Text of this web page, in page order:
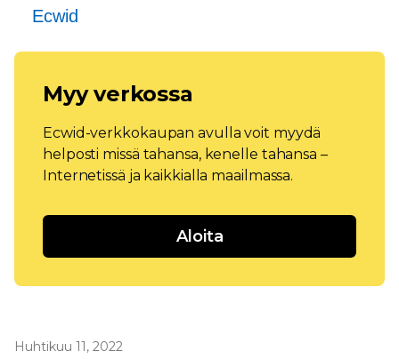
Ecwid
Myy verkossa
Ecwid-verkkokaupan avulla voit myydä
helposti missä tahansa, kenelle tahansa –
Internetissä ja kaikkialla maailmassa.
Aloita
Huhtikuu 11, 2022